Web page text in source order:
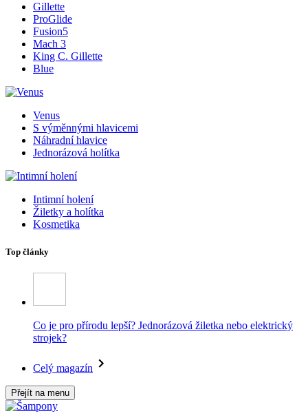
Gillette
ProGlide
Fusion5
Mach 3
King C. Gillette
Blue
Venus
S výměnnými hlavicemi
Náhradní hlavice
Jednorázová holítka
Intimní holení
Žiletky a holítka
Kosmetika
Top články
Co je pro přírodu lepší? Jednorázová žiletka nebo elektrický
strojek?
Celý magazín
Přejít na menu